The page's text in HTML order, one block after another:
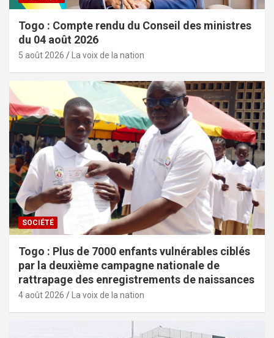
Togo : Compte rendu du Conseil des ministres
du 04 août 2026
5 août 2026 La voix de la nation
SOCIÉTÉ
Togo : Plus de 7000 enfants vulnérables ciblés
par la deuxième campagne nationale de
rattrapage des enregistrements de naissances
4 août 2026 La voix de la nation